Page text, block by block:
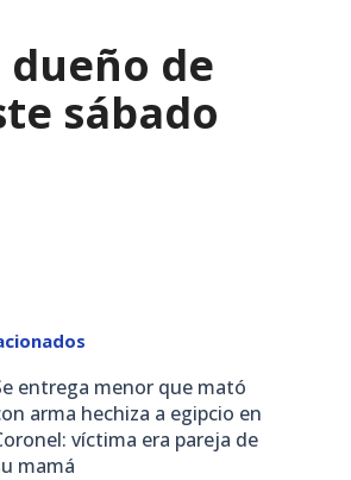
de
sábado
entrega menor que mató
arma hechiza a egipcio en
víctima era pareja de
mamá